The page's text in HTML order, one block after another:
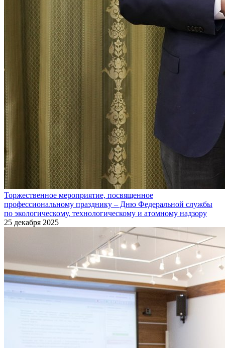
Торжественное мероприятие, посвященное
профессиональному празднику – Дню Федеральной службы
по экологическому, технологическому и атомному надзору
25 декабря 2025